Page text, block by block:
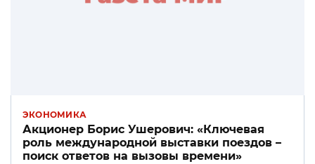
ЭКОНОМИКА
Акционер Борис Ушерович: «Ключевая
роль международной выставки поездов –
поиск ответов на вызовы времени»